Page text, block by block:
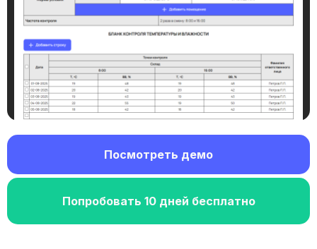
Посмотреть демо
Попробовать 10 дней бесплатно